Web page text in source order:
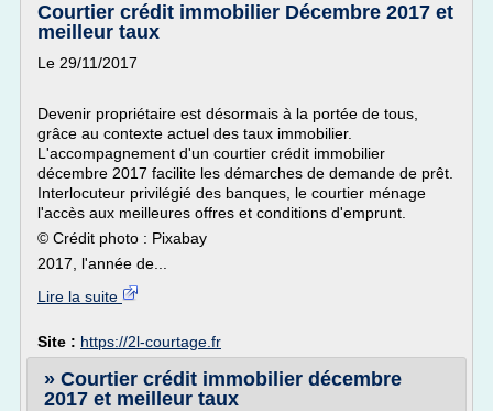
Courtier crédit immobilier Décembre 2017 et
meilleur taux
Le 29/11/2017
Devenir propriétaire est désormais à la portée de tous,
grâce au contexte actuel des taux immobilier.
L'accompagnement d'un courtier crédit immobilier
décembre 2017 facilite les démarches de demande de prêt.
Interlocuteur privilégié des banques, le courtier ménage
l'accès aux meilleures offres et conditions d'emprunt.
© Crédit photo : Pixabay
2017, l'année de...
Lire la suite
Site : https://2l-courtage.fr
» Courtier crédit immobilier décembre
2017 et meilleur taux